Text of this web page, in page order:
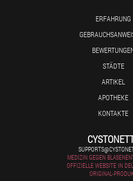
ERFAHRUNG
STÄDTE
ARTIKEL
APOTHEKE
KONTAKTE
MEDIZIN GEGEN
OFFIZIELLE WEBSITE IN
ORIGINAL-